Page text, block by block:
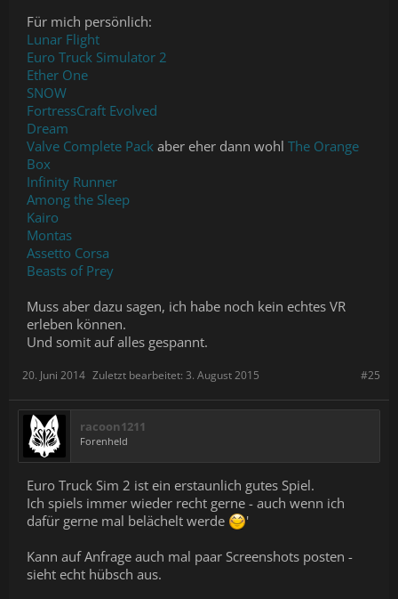
Für mich persönlich:
Lunar Flight
Euro Truck Simulator 2
Ether One
SNOW
FortressCraft Evolved
Dream
Valve Complete Pack aber eher dann wohl The Orange
Box
Infinity Runner
Among the Sleep
Kairo
Montas
Assetto Corsa
Beasts of Prey
Muss aber dazu sagen, ich habe noch kein echtes VR
erleben können.
Und somit auf alles gespannt.
#25
20. Juni 2014 Zuletzt bearbeitet: 3. August 2015
racoon1211
Forenheld
Euro Truck Sim 2 ist ein erstaunlich gutes Spiel.
Ich spiels immer wieder recht gerne - auch wenn ich
dafür gerne mal belächelt werde
'
Kann auf Anfrage auch mal paar Screenshots posten -
sieht echt hübsch aus.